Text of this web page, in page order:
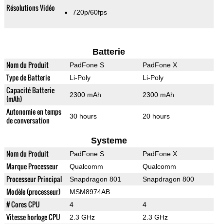
Résolutions Vidéo 720p/60fps
Batterie
Nom du Produit PadFone S PadFone X
Type de Batterie Li-Poly Li-Poly
Capacité Batterie
(mAh)
2300 mAh 2300 mAh
Autonomie en temps
de conversation
30 hours 20 hours
Systeme
Nom du Produit PadFone S PadFone X
Marque Processeur Qualcomm Qualcomm
Processeur Principal Snapdragon 801 Snapdragon 800
Modèle (processeur) MSM8974AB
# Cores CPU 4 4
Vitesse horloge CPU 2.3 GHz 2.3 GHz